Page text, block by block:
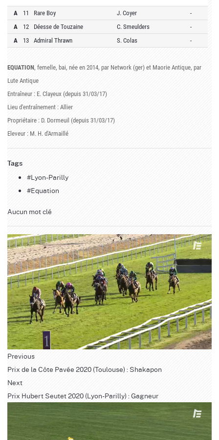
A 11 Rare Boy J. Coyer
-
A
12 Déesse de Touzaine C. Smeulders
-
A
13 Admiral Thrawn S. Colas -
EQUATION, femelle, bai, née en 2014, par Network (ger) et Maorie Antique, par
Lute Antique
Entraîneur : E. Clayeux (depuis 31/03/17)
Lieu d'entraînement : Allier
Propriétaire : D. Dormeuil (depuis 31/03/17)
Eleveur : M. H. d'Armaillé
Tags
#Lyon-Parilly
#Equation
Aucun mot clé
Previous
Prix de la Côte Pavée 2020 (Toulouse) : Shakapon
Next
Prix Hubert Seutet 2020 (Lyon-Parilly) : Gagneur